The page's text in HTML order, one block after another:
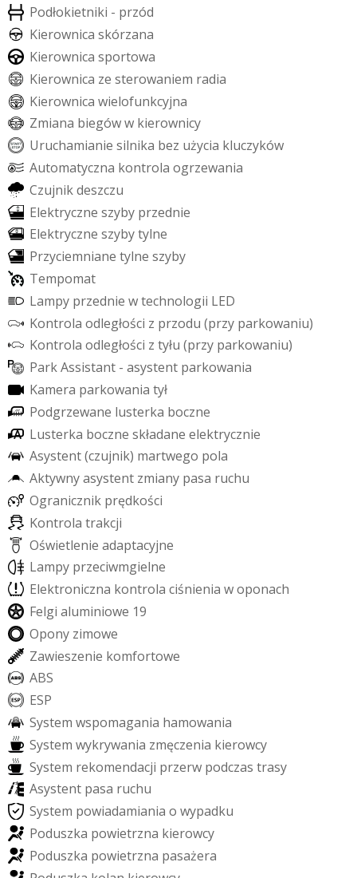
Podłokietniki - przód
Kierownica skórzana
Kierownica sportowa
Kierownica ze sterowaniem radia
Kierownica wielofunkcyjna
Zmiana biegóww kierownicy
Uruchamianie silnika bez użycia kluczyków
Automatyczna kontrola ogrzewania
Czujnikdeszczu
Elektryczne szyby przednie
Elektryczne szybytylne
Przyciemniane tylne szyby
Tempomat
Lampy przednie wtechnologii LED
Kontrola odległości z przodu (przy parkowaniu)
Kontrola odległości z tyłu (przy parkowaniu)
ParkAssistant - asystent parkowania
Kamera parkowania tył
Podgrzewane lusterka boczne
Lusterka boczne składane elektrycznie
Asystent(czujnik) martwego pola
Aktywnyasystent zmiany pasa ruchu
Ogranicznik prędkości
Kontrola trakcji
Oświetlenie adaptacyjne
Lampy przeciwmgielne
Elektroniczna kontrola ciśnienia woponach
Felgi aluminiowe 19
Opony zimowe
Zawieszenie komfortowe
ABS
ESP
System wspomagania hamowania
System wykrywania zmęczenia kierowcy
System rekomendacji przerw podczas trasy
Asystent pasa ruchu
System powiadamiania o wypadku
Poduszka powietrzna kierowcy
Poduszka powietrzna pasażera